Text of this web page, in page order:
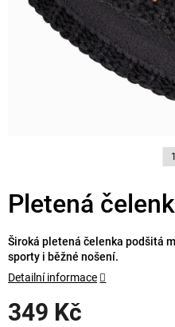
Pletená
349 Kč
Široká pletená čelenka podšitá
sporty i běžné nošení.
Detailní informace